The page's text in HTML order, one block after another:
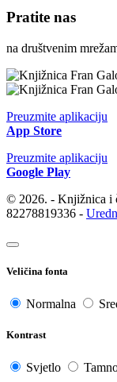
Pratite nas
na društvenim
Preuzmite aplikaciju
App Store
Preuzmite aplikaciju
Google Play
© 2026. - Knjižnica i
82278819336 -
Veličina fonta
Normalna
Kontrast
Svjetlo